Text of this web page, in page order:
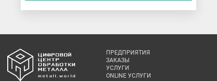
ПРЕДПРИЯТИЯ
ЗАКАЗЫ
УСЛУГИ
ONLINE УСЛУГИ